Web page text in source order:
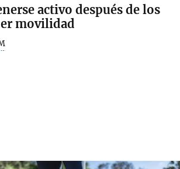
activo después de los
movilidad